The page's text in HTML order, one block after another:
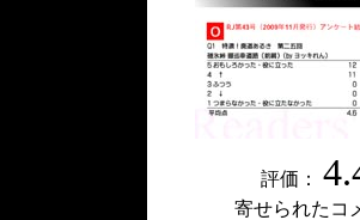
評価：
寄せられたコ